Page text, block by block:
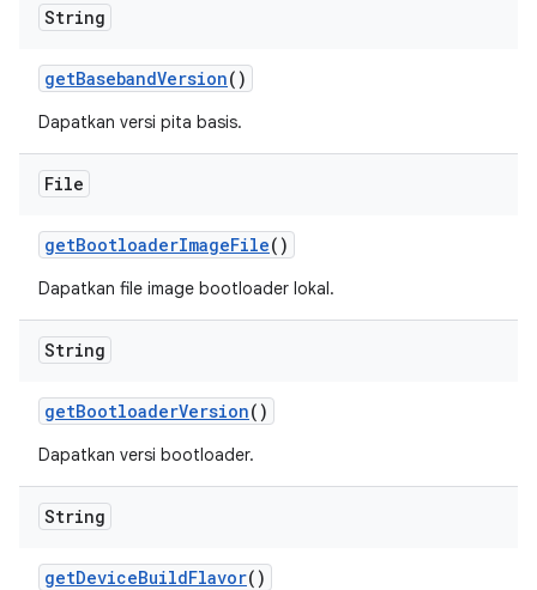
String
getBasebandVersion()
Dapatkan versi pita basis.
File
getBootloaderImageFile()
Dapatkan file image bootloader lokal.
String
getBootloaderVersion()
Dapatkan versi bootloader.
String
getDeviceBuildFlavor()